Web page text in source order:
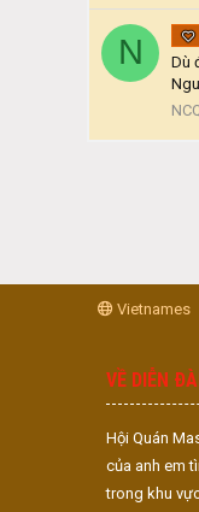
N
Dù
Vietnames
VỀ DIỄN
Hội Quán
của anh em
trong khu